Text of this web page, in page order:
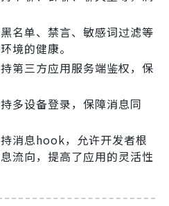
名单、禁言、敏感词过滤等
境的健康。
第三方应用服务端鉴权，保
多设备登录，保障消息同
消息hook，允许开发者根
流向，提高了应用的灵活性